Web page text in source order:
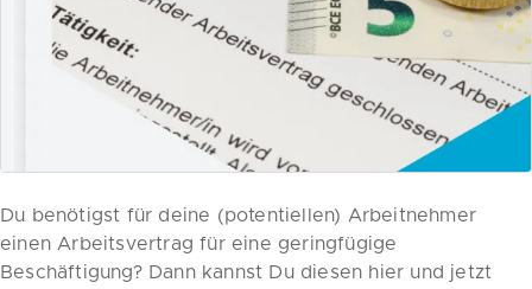
Du benötigst für deine (potentiellen) Arbeitnehmer
einen Arbeitsvertrag für eine geringfügige
Beschäftigung? Dann kannst Du diesen hier und jetzt